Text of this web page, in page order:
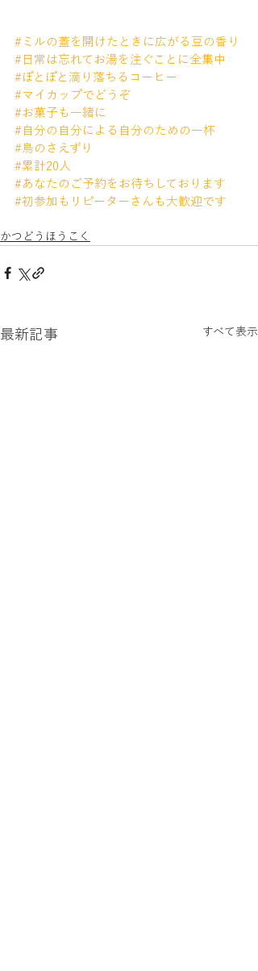
#ミルの蓋を開けたときに広がる豆の香り
#日常は忘れてお湯を注ぐことに全集中
#ぽとぽと滴り落ちるコーヒー
#マイカップでどうぞ
#お菓子も一緒に
#自分の自分による自分のための一杯
#鳥のさえずり
#累計20人
#あなたのご予約をお待ちしております
#初参加もリピーターさんも大歓迎です
かつどうほうこく
最新記事 すべて表示